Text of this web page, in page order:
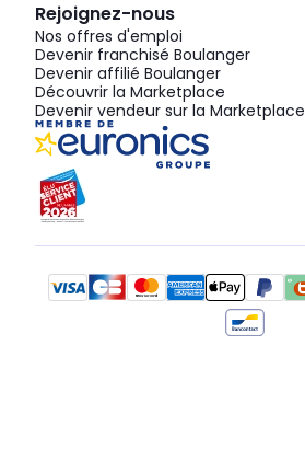
Rejoignez-nous
Nos offres d'emploi
Devenir franchisé Boulanger
Devenir affilié Boulanger
Découvrir la Marketplace
Devenir vendeur sur la Marketplace